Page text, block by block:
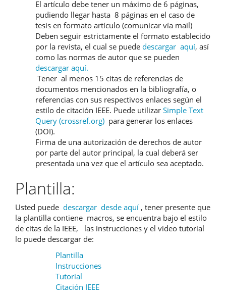
El artículo debe tener un máximo de 6 páginas,
pudiendo llegar hasta 8 páginas en el caso de
tesis en formato artículo (comunicar vía mail)
Deben seguir estrictamente el formato establecido
por la revista, el cual se puede descargar aquí, así
como las normas de autor que se pueden
descargar aquí.
Tener al menos 15 citas de referencias de
documentos mencionados en la bibliografía, o
referencias con sus respectivos enlaces según el
estilo de citación IEEE. Puede utilizar Simple Text
Query (crossref.org) para generar los enlaces
(DOI).
Firma de una autorización de derechos de autor
por parte del autor principal, la cual deberá ser
presentada una vez que el artículo sea aceptado.
Plantilla:
Usted puede descargar desde aquí , tener presente que
la plantilla contiene macros, se encuentra bajo el estilo
de citas de la IEEE, las instrucciones y el video tutorial
lo puede descargar de:
Plantilla
Instrucciones
Tutorial
Citación IEEE